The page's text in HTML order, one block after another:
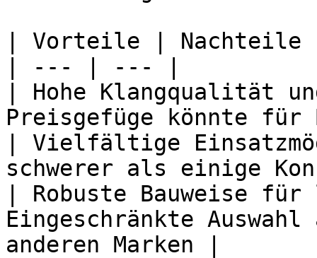
| Vorteile | Nachteile
| --- | --- |
| Hohe Klangqualität
Preisgefüge könnte für
| Vielfältige
schwerer als einige
| Robuste Bauweise
Eingeschränkte
anderen Marken |